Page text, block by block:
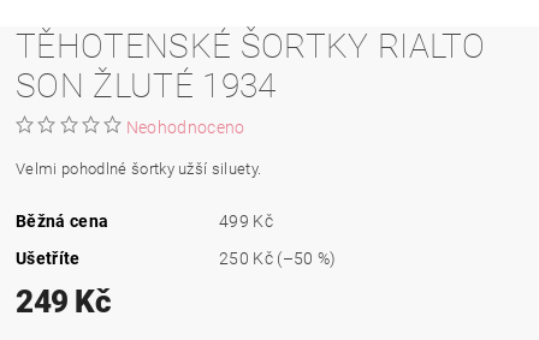
TĚHOTENSKÉ ŠORTKY RIALTO
SON ŽLUTÉ 1934
Neohodnoceno
Velmi pohodlné šortky užší siluety.
Běžná cena
499 Kč
Ušetříte
250 Kč (–50 %)
249 Kč